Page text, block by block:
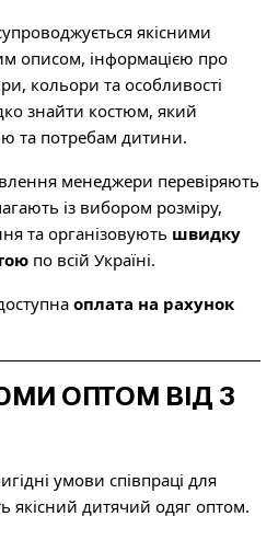
якісними
описом, інформацією про
кольори та особливості
знайти костюм, який
та потребам дитини.
менеджери перевіряють
із вибором розміру,
та організовують швидку
по всій Україні.
оплата на рахунок
ОПТОМ ВІД 3
умови співпраці для
якісний дитячий одяг оптом.